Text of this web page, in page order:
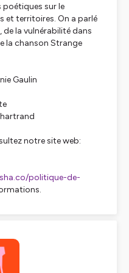
poétiques sur le
et territoires. On a parlé
la vulnérabilité dans
la chanson Strange
Gaulin
notre site web:
politique-de-